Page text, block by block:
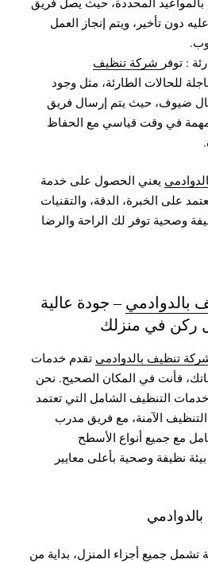
دون تأخير، ويتم إنجاز العمل
: توفر شركة تنظيف
للحالات الطارئة، مثل وجود
ضيوف، حيث يتم إرسال فريق
في وقت قياسي مع الحفاظ
يعني الحصول على خدمة
على الخبرة، الدقة، والتقنيات
وصحية توفر لك الراحة والرضا
بالدوادمي – جودة عالية
ركن في منزلك
تنظيف بالدوادمي تقدم خدمات
فأنت في المكان الصحيح. نحن
التنظيف الشامل التي تعتمد
الآمنة، مع فريق مدرب
مع جميع أنواع الأسطح
نظيفة وصحية بأعلى معايير
جميع أجزاء المنزل، بداية من